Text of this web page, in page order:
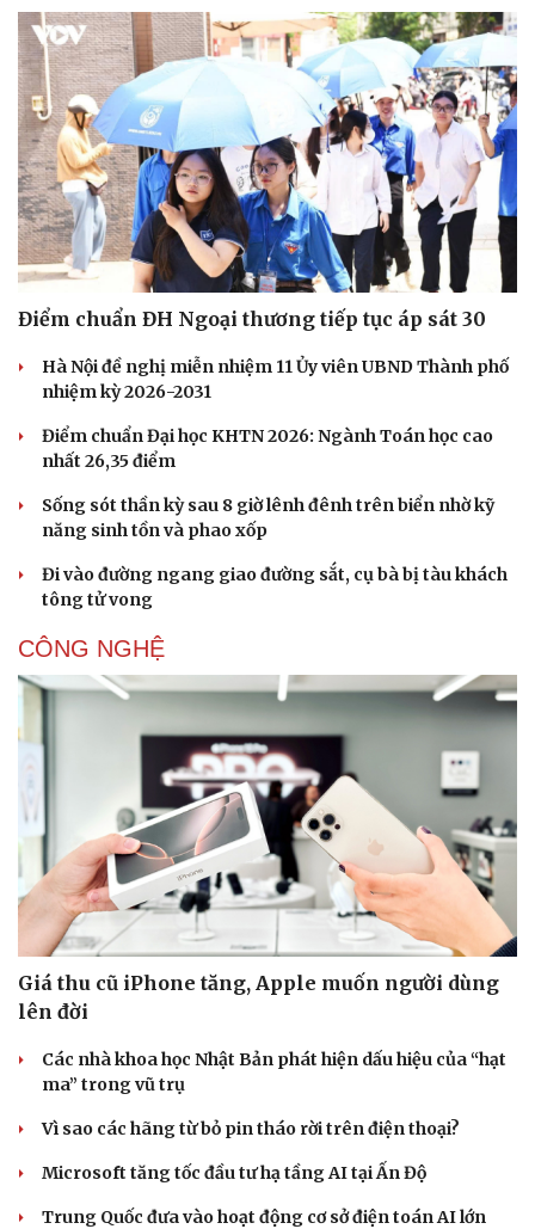
Dinh dưỡng - món ngon
Cây thuốc
Sản phụ khoa
Nhi khoa
Nam khoa
Làm đẹp - giảm cân
Phòng mạch online
Ăn sạch sống khỏe
Nhà đẹp
Blog
Tình yêu - Gia đình
Điểm chuẩn ĐH Ngoại thương tiếp tục áp sát 30
Hà Nội đề nghị miễn nhiệm 11 Ủy viên UBND Thành phố
nhiệm kỳ 2026-2031
Điểm chuẩn Đại học KHTN 2026: Ngành Toán học cao
nhất 26,35 điểm
Sống sót thần kỳ sau 8 giờ lênh đênh trên biển nhờ kỹ
năng sinh tồn và phao xốp
Đi vào đường ngang giao đường sắt, cụ bà bị tàu khách
tông tử vong
CÔNG NGHỆ
Giá thu cũ iPhone tăng, Apple muốn người dùng
lên đời
Các nhà khoa học Nhật Bản phát hiện dấu hiệu của “hạt
ma” trong vũ trụ
Vì sao các hãng từ bỏ pin tháo rời trên điện thoại?
Microsoft tăng tốc đầu tư hạ tầng AI tại Ấn Độ
Trung Quốc đưa vào hoạt động cơ sở điện toán AI lớn